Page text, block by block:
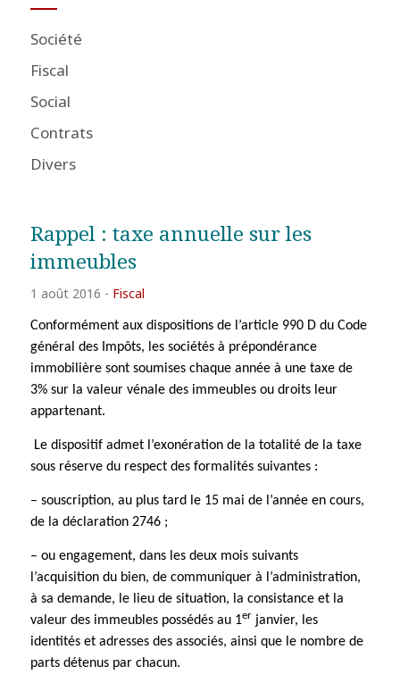
Société
Fiscal
Social
Contrats
Divers
Rappel : taxe annuelle sur les
immeubles
1 août 2016 - Fiscal
Conformément aux dispositions de l’article 990 D du Code
général des Impôts, les sociétés à prépondérance
immobilière sont soumises chaque année à une taxe de
3% sur la valeur vénale des immeubles ou droits leur
appartenant.
Le dispositif admet l’exonération de la totalité de la taxe
sous réserve du respect des formalités suivantes :
– souscription, au plus tard le 15 mai de l’année en cours,
de la déclaration 2746 ;
– ou engagement, dans les deux mois suivants
l’acquisition du bien, de communiquer à l’administration,
à sa demande, le lieu de situation, la consistance et la
valeur des immeubles possédés au 1er janvier, les
identités et adresses des associés, ainsi que le nombre de
parts détenus par chacun.